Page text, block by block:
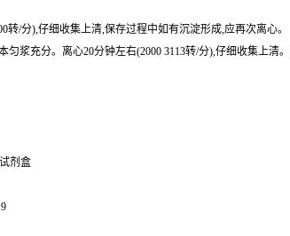
/分),仔细收集上清,保存过程中如有沉淀形成,应再次离心。
浆充分。离心20分钟左右(2000 3113转/分),仔细收集上
剂盒